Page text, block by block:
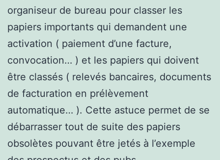
organiseur de bureau pour classer les
papiers importants qui demandent une
activation ( paiement d’une facture,
convocation… ) et les papiers qui doivent
être classés ( relevés bancaires, documents
de facturation en prélèvement
automatique… ). Cette astuce permet de se
débarrasser tout de suite des papiers
obsolètes pouvant être jetés à l’exemple